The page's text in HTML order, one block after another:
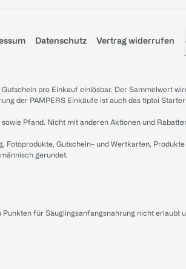
Datenschutz Vertrag widerrufen
pro Einkauf einlösbar. Der Sammelwert
der PAMPERS Einkäufe ist auch das tiptoi
Pfand. Nicht mit anderen Aktionen und
Fotoprodukte, Gutschein- und Wertkarten,
gerundet.
für Säuglingsanfangsnahrung nicht erlaubt